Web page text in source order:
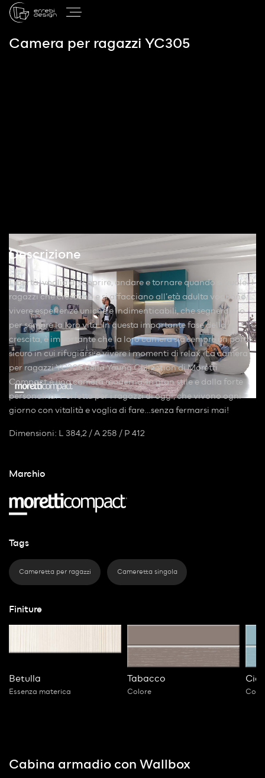
Camera per ragazzi YC305
Descrizione
Libertà, voglia di scoprire, andare e tornare quando si vuole. I
ragazzi che crescono e si affacciano all’età adulta vogliono
vivere esperienze uniche e indimenticabili, che segneranno
per sempre la loro vita. In questa importante fase della
crescita, è importante che la loro camera sia sempre un porto
sicuro in cui rifugiarsi e vivere i momenti di relax. La camera
per ragazzi YC305 della Young Collection di Moretti
Compact è una camera moderna, in gran stile e dalla forte
personalità. Perfetta per i ragazzi di oggi, che vivono ogni
giorno con vitalità e voglia di fare…senza fermarsi mai!
Dimensioni: L 384,2 / A 258 / P 412
Marchio
Tags
Cameretta per ragazzi Cameretta singola
Finiture
Betulla
Essenza materica
Tabacco
Colore
Cabina armadio con Wallbox